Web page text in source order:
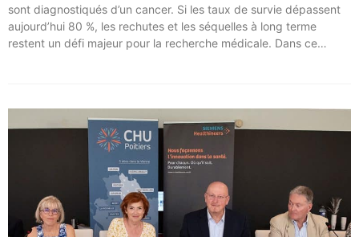
sont diagnostiqués d’un cancer. Si les taux de survie dépassent
aujourd’hui 80 %, les rechutes et les séquelles à long terme
restent un défi majeur pour la recherche médicale. Dans ce
cancers pédiatriques.